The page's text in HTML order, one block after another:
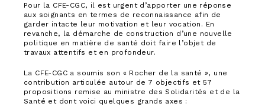
Pour la CFE-CGC, il est urgent d’apporter une réponse
aux soignants en termes de reconnaissance afin de
garder intacte leur motivation et leur vocation. En
revanche, la démarche de construction d’une nouvelle
politique en matière de santé doit faire l’objet de
travaux attentifs et en profondeur.
La CFE-CGC a soumis son « Rocher de la santé », une
contribution articulée autour de 7 objectifs et 57
propositions remise au ministre des Solidarités et de la
Santé et dont voici quelques grands axes :